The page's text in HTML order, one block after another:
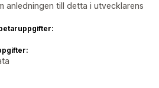
anledningen till detta i utvecklarens